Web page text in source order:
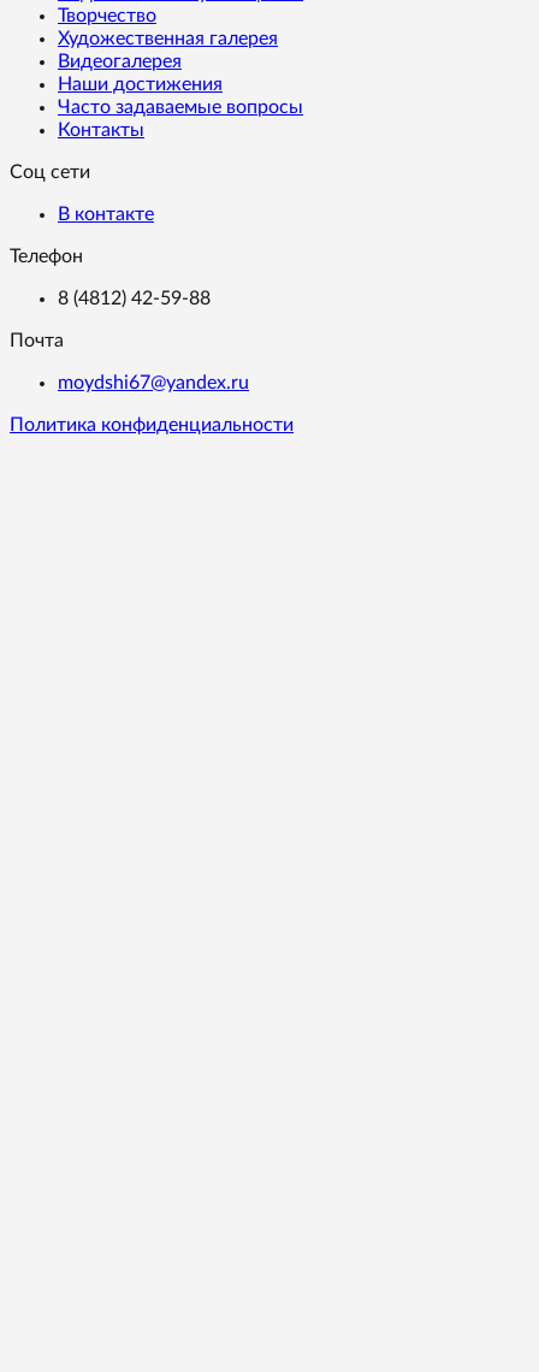
Творчество
Художественная галерея
Видеогалерея
Наши достижения
Часто задаваемые вопросы
Контакты
Соц сети
В контакте
Телефон
8 (4812) 42-59-88
Почта
moydshi67@yandex.ru
Политика конфиденциальности